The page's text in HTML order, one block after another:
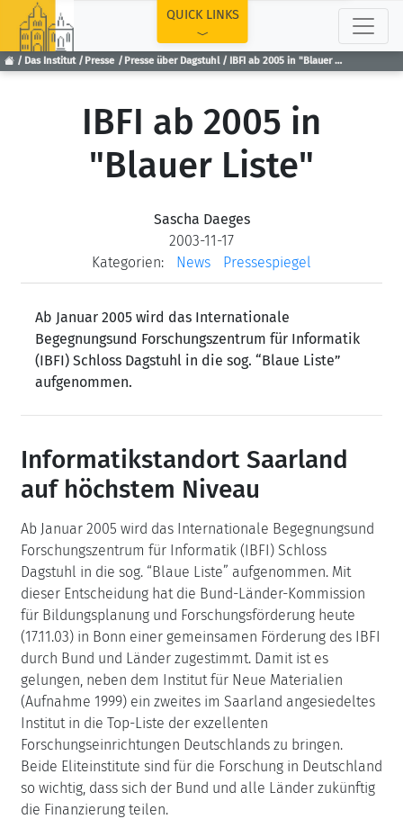
Das Institut Presse Presse über Dagstuhl IBFI ab 2005 in "Blauer Liste"
QUICK LINKS
IBFI ab 2005 in
"Blauer Liste"
Sascha Daeges
2003-11-17
Kategorien:
News Pressespiegel
Ab Januar 2005 wird das Internationale
Begegnungsund Forschungszentrum für Informatik
(IBFI) Schloss Dagstuhl in die sog. “Blaue Liste”
aufgenommen.
Informatikstandort Saarland
auf höchstem Niveau
Ab Januar 2005 wird das Internationale Begegnungsund
Forschungszentrum für Informatik (IBFI) Schloss
Dagstuhl in die sog. “Blaue Liste” aufgenommen. Mit
dieser Entscheidung hat die Bund-Länder-Kommission
für Bildungsplanung und Forschungsförderung heute
(17.11.03) in Bonn einer gemeinsamen Förderung des IBFI
durch Bund und Länder zugestimmt. Damit ist es
gelungen, neben dem Institut für Neue Materialien
(Aufnahme 1999) ein zweites im Saarland angesiedeltes
Institut in die Top-Liste der exzellenten
Forschungseinrichtungen Deutschlands zu bringen.
Beide Eliteinstitute sind für die Forschung in Deutschland
so wichtig, dass sich der Bund und alle Länder zukünftig
die Finanzierung teilen.